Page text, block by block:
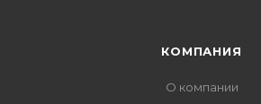
КОМПАНИЯ
О компании